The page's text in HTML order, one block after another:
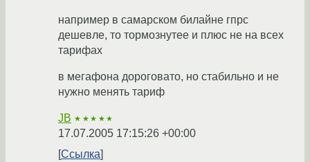
например в самарском билайне гпрс
дешевле, то тормознутее и плюс не на всех
тарифах
в мегафона дороговато, но стабильно и не
нужно менять тариф
JB ★★★★★
17.07.2005 17:15:26 +00:00
Ссылка